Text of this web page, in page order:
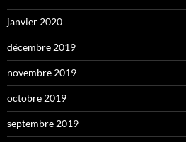
janvier 2020
décembre 2019
novembre 2019
octobre 2019
septembre 2019